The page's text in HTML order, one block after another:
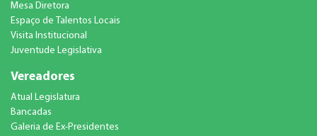
Mesa Diretora
Espaço de Talentos Locais
Visita Institucional
Juventude Legislativa
Vereadores
Atual Legislatura
Bancadas
Galeria de Ex-Presidentes